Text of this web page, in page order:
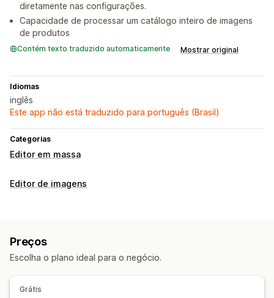
diretamente nas configurações.
Capacidade de processar um catálogo inteiro de imagens
de produtos
Contém texto traduzido automaticamente Mostrar original
Idiomas
inglês
Este app não está traduzido para português (Brasil)
Categorias
Editor em massa
Editor de imagens
Preços
Escolha o plano ideal para o negócio.
Grátis